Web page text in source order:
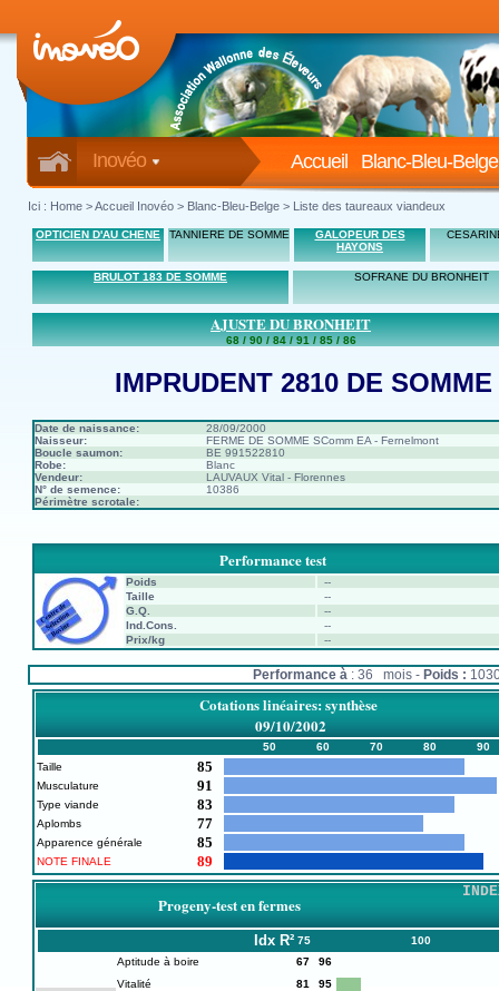
Inovéo Blanc-Bleu-Belge
Accueil
Ici : Home >Accueil Inovéo > Blanc-Bleu-Belge > Liste des taureaux viandeux
OPTICIEN D'AU CHENE TANNIERE DE SOMME
GALOPEUR DES
HAYONS
BRULOT 183 DE SOMME SOFRANE DU BRONHEIT
AJUSTE DU BRONHEIT
68 / 90 / 84 / 91 / 85 / 86
IMPRUDENT 2810 DE SOMME
Date de naissance:
28/09/2000
Naisseur:
FERME DE SOMME SComm EA - Fernelmont
Boucle saumon:
BE 991522810
Robe:
Blanc
Vendeur:
LAUVAUX Vital - Florennes
N° de semence:
10386
Périmètre scrotale:
Performance test
Poids
--
Taille
--
G.Q.
--
Ind.Cons.
--
Prix/kg
--
Performance à : 36 mois - Poids :
Cotations linéaires: synthèse
09/10/2002
50 60 70 80
90
Taille
85
Musculature 91
Type viande 83
Aplombs 77
Apparence générale 85
NOTE FINALE 89
Progeny-test en fermes
Idx R² 75 100
Aptitude à boire 67
96
Vitalité
81
95